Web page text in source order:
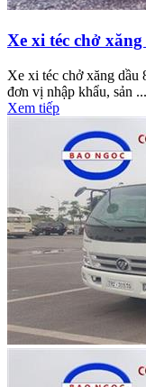
Xe xi téc chở
Xe xi téc chở xăng
đơn vị nhập khẩu, sản ...
Xem tiếp